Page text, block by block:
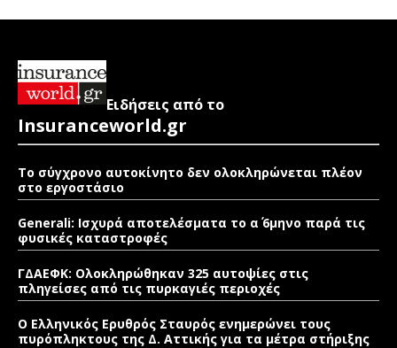
Ειδήσεις από το
Insuranceworld.gr
Το σύγχρονο αυτοκίνητο δεν ολοκληρώνεται πλέον
στο εργοστάσιο
Generali: Ισχυρά αποτελέσματα το α΄ 6μηνο παρά τις
φυσικές καταστροφές
ΓΔΑΕΦΚ: Ολοκληρώθηκαν 325 αυτοψίες στις
πληγείσες από τις πυρκαγιές περιοχές
Ο Ελληνικός Ερυθρός Σταυρός ενημερώνει τους
πυρόπληκτους της Δ. Αττικής για τα μέτρα στήριξης